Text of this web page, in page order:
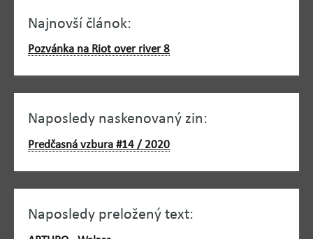
Najnovší článok:
Pozvánka na Riot over river 8
Naposledy naskenovaný zin:
Predčasná vzbura #14 / 2020
Naposledy preložený text: